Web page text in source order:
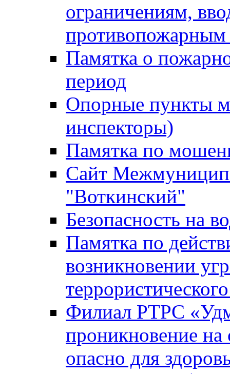
ограничениям,
Памятка о
период
Опорные пункты
инспекторы)
Памятка по
Сайт
"Воткинский"
Безопасность на
Памятка по
возникновении
Филиал РТРС
проникновение на
опасно для